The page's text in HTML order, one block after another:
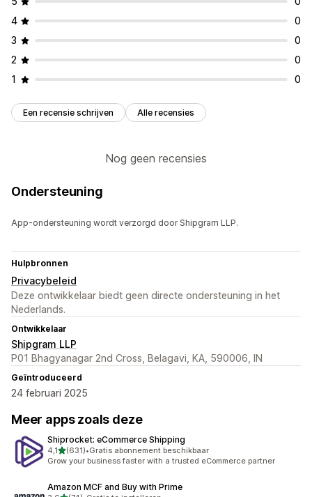
4
0
3
0
2
0
1
0
Een recensie schrijven Alle recensies
Nog geen recensies
Ondersteuning
App-ondersteuning wordt verzorgd door Shipgram LLP.
Hulpbronnen
Privacybeleid
Deze ontwikkelaar biedt geen directe ondersteuning in het
Nederlands.
Ontwikkelaar
Shipgram LLP
P01 Bhagyanagar 2nd Cross, Belagavi, KA, 590006, IN
Geïntroduceerd
24 februari 2025
Meer apps zoals deze
Shiprocket: eCommerce Shipping
4,1van 5 sterren
(631)
631 recensies in totaal
•Gratis abonnement beschikbaar
Grow your business faster with a trusted eCommerce partner
Amazon MCF and Buy with Prime